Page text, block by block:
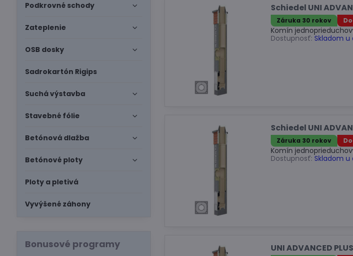
Schiedel UNI
Záruka 30 rokov
Komín
Dostupnosť: Skladom
Schiedel UNI
Záruka 30 rokov
Komín
Dostupnosť: Skladom
UNI ADVANCED
Podkrovné schody
Zateplenie
OSB dosky
Sadrokartón Rigips
Suchá výstavba
Stavebné fólie
Betónová dlažba
Betónové ploty
Ploty a pletivá
Vyvýšené záhony
Bonusové programy